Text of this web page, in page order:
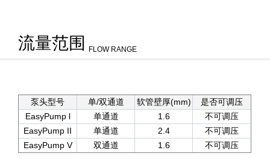
流量范围 FLOW RANGE
泵头型号 单/双通道 软管壁厚(mm)
是否可调压
EasyPump l
单通道 1.6
不可调压
EasyPump II
单通道 2.4
不可调压
EasyPump V
双通道 1.6 不可调压